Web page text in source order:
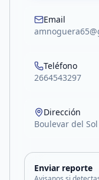
Email
Teléfono
2664543297
Dirección
Boulevar del
Enviar reporte